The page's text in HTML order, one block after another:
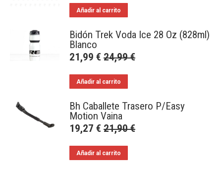
Añadir al carrito
Bidón Trek Voda Ice 28 Oz (828ml)
Blanco
21,99 € 24,99€
Añadir al carrito
Bh Caballete Trasero P/Easy
Motion Vaina
19,27 € 21,90€
Añadir al carrito